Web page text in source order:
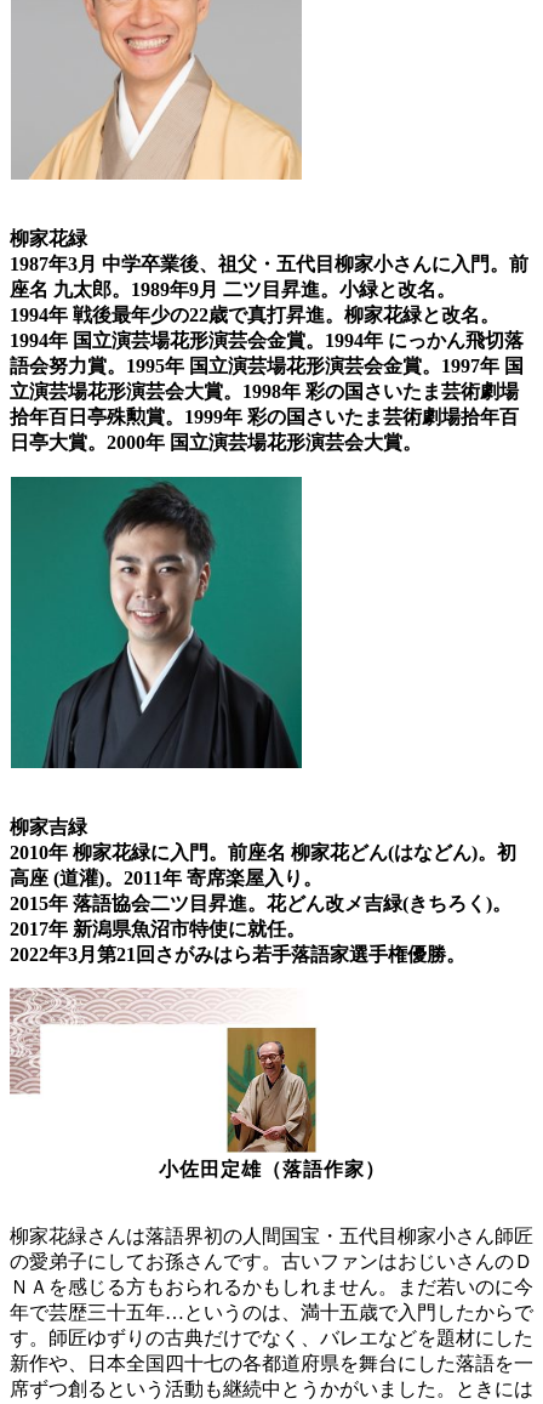
柳家花緑
1987年3月 中学卒業後、祖父・五代目柳家小さんに入門。前
座名 九太郎。1989年9月 二ツ目昇進。小緑と改名。
1994年 戦後最年少の22歳で真打昇進。柳家花緑と改名。
1994年 国立演芸場花形演芸会金賞。1994年 にっかん飛切落
語会努力賞。1995年 国立演芸場花形演芸会金賞。1997年 国
立演芸場花形演芸会大賞。1998年 彩の国さいたま芸術劇場
拾年百日亭殊勲賞。1999年 彩の国さいたま芸術劇場拾年百
日亭大賞。2000年 国立演芸場花形演芸会大賞。
柳家吉緑
2010年 柳家花緑に入門。前座名 柳家花どん(はなどん)。初
高座 (道灌)。2011年 寄席楽屋入り。
2015年 落語協会二ツ目昇進。花どん改メ吉緑(きちろく)。
2017年 新潟県魚沼市特使に就任。
2022年3月第21回さがみはら若手落語家選手権優勝。
小佐田定雄（落語作家）
柳家花緑さんは落語界初の人間国宝・五代目柳家小さん師匠
の愛弟子にしてお孫さんです。古いファンはおじいさんのＤ
ＮＡを感じる方もおられるかもしれません。まだ若いのに今
年で芸歴三十五年…というのは、満十五歳で入門したからで
す。師匠ゆずりの古典だけでなく、バレエなどを題材にした
新作や、日本全国四十七の各都道府県を舞台にした落語を一
席ずつ創るという活動も継続中とうかがいました。ときには